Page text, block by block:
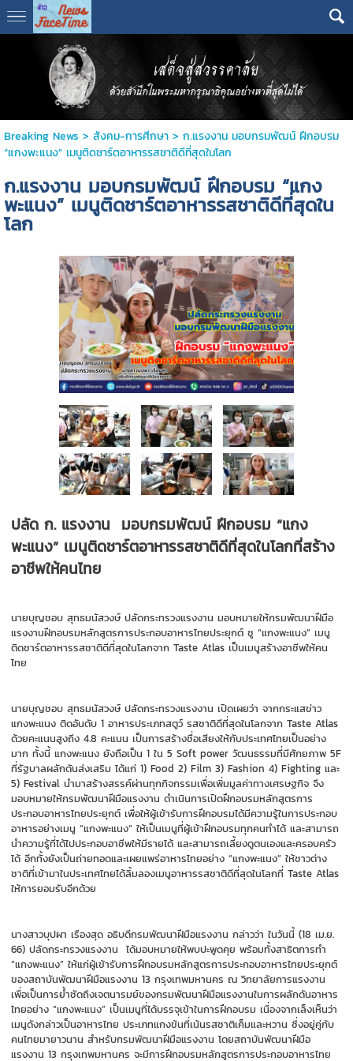
Breaking News > สังคม-การศีกษา> ก.แรงงาน มอบกรมพัฒน์ ฝึกอบรม
“แกงพะแนง” เมนูติดชาร์ตอาหารรสชาติดีที่สุดในโลก
ก.แรงงาน มอบกรมพัฒน์ ฝึกอบรม “แกง
พะแนง” เมนูติดชาร์ตอาหารรสชาติดีที่สุดใน
โลก
ปลัด ก. แรงงาน มอบกรมพัฒน์ ฝึกอบรม “แกง
พะแนง” เมนูติดชาร์ตอาหารรสชาติดีที่สุดในโลกที่สร้าง
อาชีพให้คนไทย
นายบุญชอบ สุทธมนัสวงษ์ ปลัดกระทรวงแรงงาน มอบหมายให้กรมพัฒนาฝีมือ
แรงงานฝึกอบรมหลักสูตรการประกอบอาหารไทยประยุกต์ ชู “แกงพะแนง” เมนู
ติดชาร์ตอาหารรสชาติดีที่สุดในโลกจาก Taste Atlas เป็นเมนูสร้างอาชีพให้คน
ไทย
นายบุญชอบ สุทธมนัสวงษ์ ปลัดกระทรวงแรงงาน เปิดเผยว่า จากกระแสข่าว
แกงพะแนง ติดอันดับ 1 อาหารประเภทสตูว์ รสชาติดีที่สุดในโลกจาก Taste Atlas
ด้วยคะแนนสูงถึง 4.8 คะแนน เป็นการสร้างชื่อเสียงให้กับประเทศไทยเป็นอย่าง
มาก ทั้งนี้ แกงพะแนง ยังถือเป็น 1 ใน 5 Soft power วัฒนธรรมที่มีศักยภาพ 5F
ที่รัฐบาลผลักดันส่งเสริม ได้แก่ 1) Food 2) Film 3) Fashion 4) Fighting และ
5) Festival นำมาสร้างสรรค์ผ่านทุกกิจกรรมเพื่อเพิ่มมูลค่าทางเศรษฐกิจ จึง
มอบหมายให้กรมพัฒนาฝีมือแรงงาน ดำเนินการเปิดฝึกอบรมหลักสูตรการ
ประกอบอาหารไทยประยุกต์ เพื่อให้ผู้เข้ารับการฝึกอบรมได้มีความรู้ในการประกอบ
อาหารอย่างเมนู “แกงพะแนง” ให้เป็นเมนูที่ผู้เข้าฝึกอบรมทุกคนทำได้ และสามารถ
นำความรู้ที่ได้ไปประกอบอาชีพให้มีรายได้ และสามารถเลี้ยงดูตนเองและครอบครัว
ได้ อีกทั้งยังเป็นถ่ายทอดและเผยแพร่อาหารไทยอย่าง “แกงพะแนง” ให้ชาวต่าง
ชาติที่เข้ามาในประเทศไทยได้ลิ้มลองเมนูอาหารรสชาติดีที่สุดในโลกที่ Taste Atlas
ให้การยอมรับอีกด้วย
นางสาวบุปผา เรืองสุด อธิบดีกรมพัฒนาฝีมือแรงงาน กล่าวว่า ในวันนี้ (18 เม.ย.
66) ปลัดกระทรวงแรงงาน ได้มอบหมายให้พบปะพูดคุย พร้อมทั้งสาธิตการทำ
“แกงพะแนง” ให้แก่ผู้เข้ารับการฝึกอบรมหลักสูตรการประกอบอาหารไทยประยุกต์
ของสถาบันพัฒนาฝีมือแรงงาน 13 กรุงเทพมหานคร ณ วิทยาลัยการแรงงาน
เพื่อเป็นการย้ำชัดถึงเจตนารมย์ของกรมพัฒนาฝีมือแรงงานในการผลักดันอาหาร
ไทยอย่าง “แกงพะแนง” เป็นเมนูที่ได้บรรจุเข้าในการฝึกอบรม เนื่องจากเล็งเห็นว่า
เมนูดังกล่าวเป็นอาหารไทย ประเภทแกงข้นที่เน้นรสชาติเค็มและหวาน ซึ่งอยู่คู่กับ
คนไทยมายาวนาน สำหรับกรมพัฒนาฝีมือแรงงาน โดยสถาบันพัฒนาฝีมือ
แรงงาน 13 กรุงเทพมหานคร จะมีการฝึกอบรมหลักสูตรการประกอบอาหารไทย